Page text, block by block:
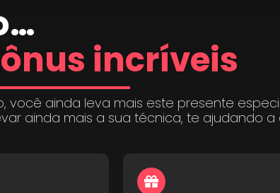
incríveis
você ainda leva mais este presente
ainda mais a sua técnica, te ajudando